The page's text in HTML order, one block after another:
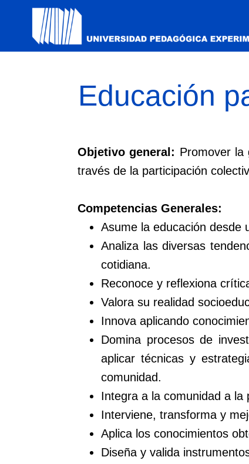
Educación
Objetivo general: Promover la
través de la participación
Competencias Generales:
Asume la educación desde
Analiza las diversas
cotidiana.
Reconoce y reflexiona
Valora su realidad
Innova aplicando
Domina procesos de
aplicar técnicas y
comunidad.
Integra a la comunidad a la
Interviene, transforma y
Aplica los conocimientos
Diseña y valida